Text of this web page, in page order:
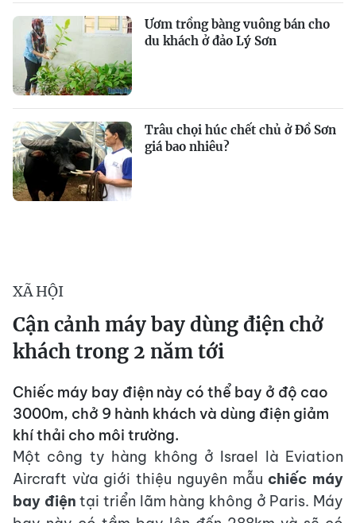
Ươm trồng bàng vuông bán cho
du khách ở đảo Lý Sơn
Trâu chọi húc chết chủ ở Đồ Sơn
giá bao nhiêu?
XÃ HỘI
Cận cảnh máy bay dùng điện chở
khách trong 2 năm tới
Chiếc máy bay điện này có thể bay ở độ cao
3000m, chở 9 hành khách và dùng điện giảm
khí thải cho môi trường.
Một công ty hàng không ở Israel là Eviation
Aircraft vừa giới thiệu nguyên mẫu chiếc máy
bay điện tại triển lãm hàng không ở Paris. Máy